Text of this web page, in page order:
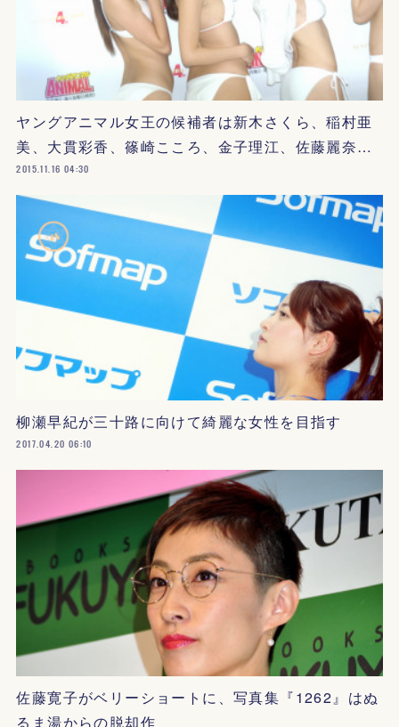
ヤングアニマル女王の候補者は新木さくら、稲村亜
美、大貫彩香、篠崎こころ、金子理江、佐藤麗奈…
2015.11.16 04:30
柳瀬早紀が三十路に向けて綺麗な女性を目指す
2017.04.20 06:10
佐藤寛子がベリーショートに、写真集『1262』はぬ
るま湯からの脱却作